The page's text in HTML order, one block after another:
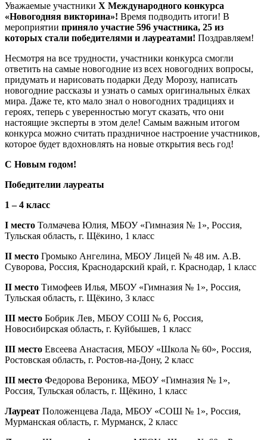
Уважаемые участники X Международного конкурса
«Новогодняя викторина»! Время подводить итоги! В
мероприятии приняло участие 596 участника, 25 из
которых стали победителями и лауреатами! Поздравляем!
Несмотря на все трудности, участники конкурса смогли
ответить на самые новогодние из всех новогодних вопросы,
придумать и нарисовать подарки Деду Морозу, написать
новогодние рассказы и узнать о самых оригинальных ёлках
мира. Даже те, кто мало знал о новогодних традициях и
героях, теперь с уверенностью могут сказать, что они
настоящие эксперты в этом деле! Самым важным итогом
конкурса можно считать праздничное настроение участников,
которое будет вдохновлять на новые открытия весь год!
С Новым годом!
Победителии лауреаты
1 – 4 класс
I место Толмачева Юлия, МБОУ «Гимназия № 1», Россия,
Тульская область, г. Щёкино, 1 класс
II место Громыко Ангелина, МБОУ Лицей № 48 им. А.В.
Суворова, Россия, Краснодарский край, г. Краснодар, 1 класс
II место Тимофеев Илья, МБОУ «Гимназия № 1», Россия,
Тульская область, г. Щёкино, 3 класс
III место Бобрик Лев, МБОУ СОШ № 6, Россия,
Новосибирская область, г. Куйбышев, 1 класс
III место Евсеева Анастасия, МБОУ «Школа № 60», Россия,
Ростовская область, г. Ростов-на-Дону, 2 класс
III место Федорова Вероника, МБОУ «Гимназия № 1»,
Россия, Тульская область, г. Щёкино, 1 класс
Лауреат Положенцева Лада, МБОУ «СОШ № 1», Россия,
Мурманская область, г. Мурманск, 2 класс